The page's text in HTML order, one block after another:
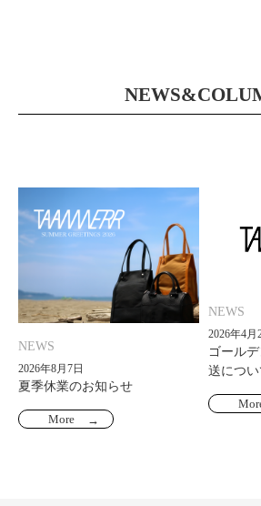
NEWS
2026年8月7日
夏季休業のお知らせ
More
NEWS
2026年4月
ゴール
送につい